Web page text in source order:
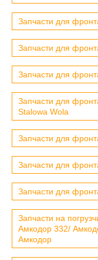
Запчасти для
Запчасти для
Запчасти для
Запчасти для
Stalowa Wola
Запчасти для
Запчасти для
Запчасти для
Запчасти на
Амкодор 332/
Амкодор